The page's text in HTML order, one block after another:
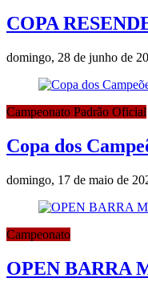
COPA
domingo, 28 de junho de
Campeonato Padrão Oficial
Copa dos
domingo, 17 de maio de
Campeonato
OPEN BARRA